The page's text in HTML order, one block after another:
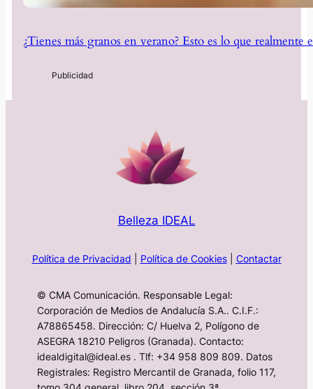
¿Tienes más granos en verano? Esto es lo que realmente
Belleza IDEAL
Política de Privacidad Política de Cookies| Contactar
© CMA Comunicación. Responsable Legal:
Corporación de Medios de Andalucía S.A.. C.I.F.:
A78865458. Dirección: C/ Huelva 2, Polígono de
ASEGRA 18210 Peligros (Granada). Contacto:
idealdigital@ideal.es . Tlf: +34 958 809 809. Datos
Registrales: Registro Mercantil de Granada, folio 117,